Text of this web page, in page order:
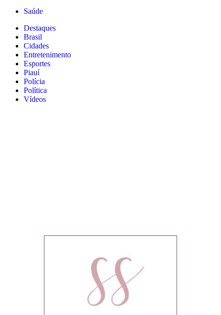
Saúde
Destaques
Brasil
Cidades
Entretenimento
Esportes
Piauí
Polícia
Política
Vídeos